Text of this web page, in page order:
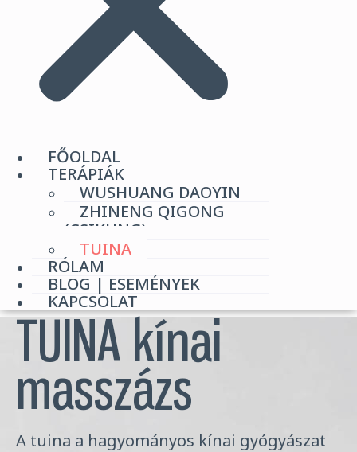
FŐOLDAL
TERÁPIÁK
WUSHUANG DAOYIN
ZHINENG QIGONG
(CSIKUNG)
TUINA
RÓLAM
BLOG | ESEMÉNYEK
KAPCSOLAT
TUINA kínai
masszázs
A tuina a hagyományos kínai gyógyászat